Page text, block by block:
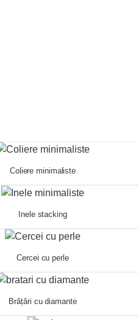
Coliere minimaliste
Inele stacking
Cercei cu perle
Brățări cu diamante